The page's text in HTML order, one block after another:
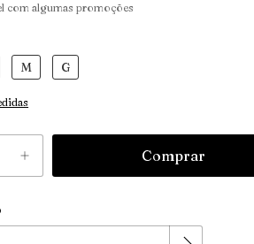
com algumas promoções
M G